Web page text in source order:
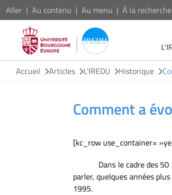
Aller Au contenu Au menu À la recherche
Accueil
Articles L'IREDU Historique
Comment a
[kc_row use_container=
Dans le cadre des
parler, quelques années
1995.